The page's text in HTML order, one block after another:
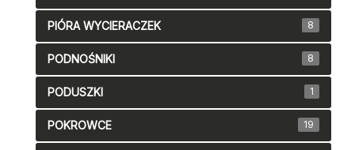
PIÓRA WYCIERACZEK 8
PODNOŚNIKI 8
PODUSZKI 1
POKROWCE 19